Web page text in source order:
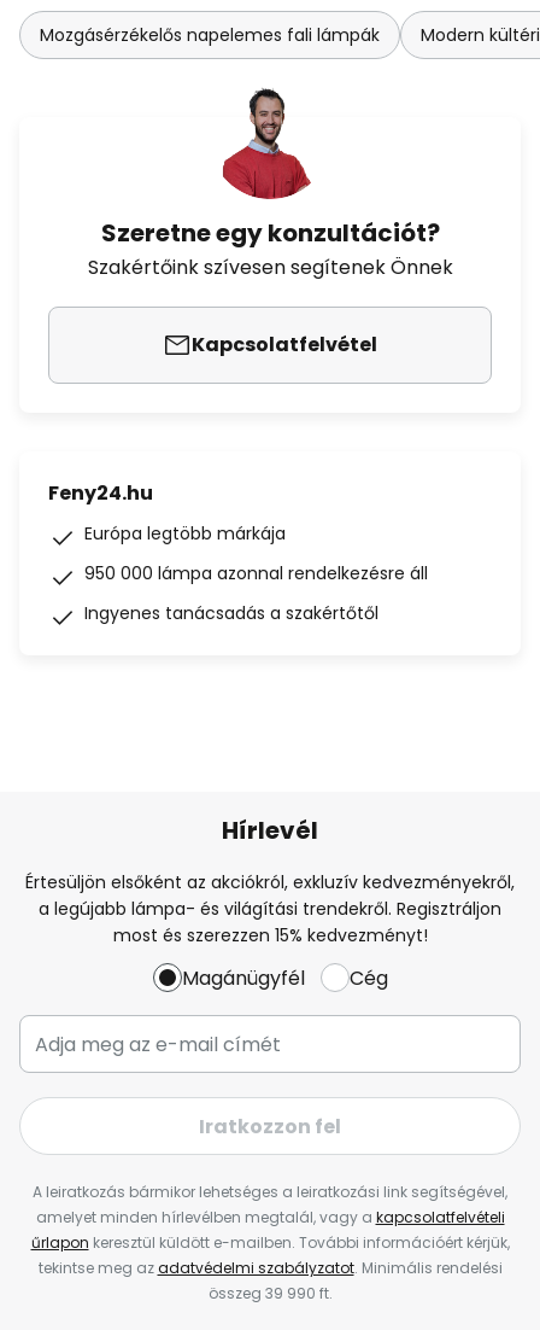
Mozgásérzékelős napelemes fali lámpák Modern
Szeretne egy konzultációt?
Szakértőink szívesen segítenek Önnek
Kapcsolatfelvétel
Feny24.hu
Európa legtöbb márkája
950 000 lámpa azonnal rendelkezésre áll
Ingyenes tanácsadás a szakértőtől
Hírlevél
Értesüljön elsőként az akciókról, exkluzív kedvezményekről,
a legújabb lámpa- és világítási trendekről. Regisztráljon
most és szerezzen 15% kedvezményt!
Magánügyfél Cég
Iratkozzon fel
A leiratkozás bármikor lehetséges a leiratkozási link segítségével,
amelyet minden hírlevélben megtalál, vagy a kapcsolatfelvételi
űrlapon keresztül küldött e-mailben. További információért kérjük,
tekintse meg azadatvédelmi szabályzatot. Minimális rendelési
összeg 39 990 ft.